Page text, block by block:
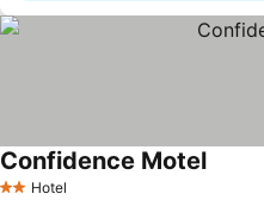
2 Estrelas
Hotel
Confidence Motel